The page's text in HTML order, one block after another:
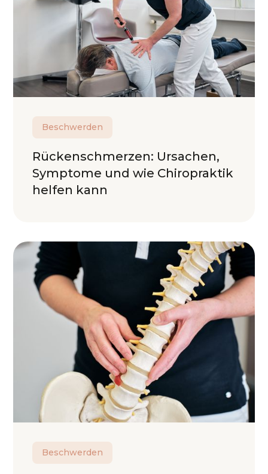
Beschwerden
Rückenschmerzen: Ursachen,
Symptome und wie Chiropraktik
helfen kann
Beschwerden